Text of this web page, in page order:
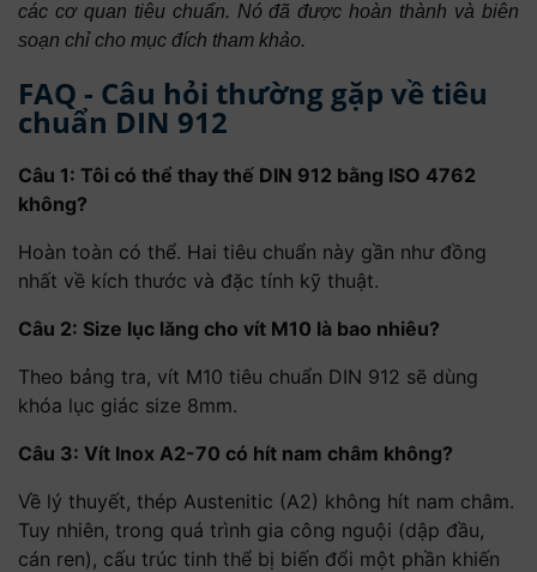
mức cố
định
min.
các cơ quan tiêu chuẩn. Nó đã được hoàn thành và biên
soạn chỉ cho mục đích tham khảo.
FAQ - Câu hỏi thường gặp về tiêu
chuẩn DIN 912
Câu 1: Tôi có thể thay thế DIN 912 bằng ISO 4762
không?
Hoàn toàn có thể. Hai tiêu chuẩn này gần như đồng
nhất về kích thước và đặc tính kỹ thuật.
Câu 2: Size lục lăng cho vít M10 là bao nhiêu?
Theo bảng tra, vít M10 tiêu chuẩn DIN 912 sẽ dùng
khóa lục giác size 8mm.
Câu 3: Vít Inox A2-70 có hít nam châm không?
Về lý thuyết, thép Austenitic (A2) không hít nam châm.
Tuy nhiên, trong quá trình gia công nguội (dập đầu,
cán ren), cấu trúc tinh thể bị biến đổi một phần khiến